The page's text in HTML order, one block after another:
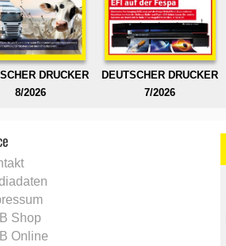
DRUCKER
8/2026
DEUTSCHER DRUCKER
7/2026
Shop
Online